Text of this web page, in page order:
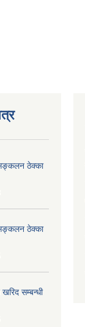
ठेक्का
ठेक्का
सम्बन्धी